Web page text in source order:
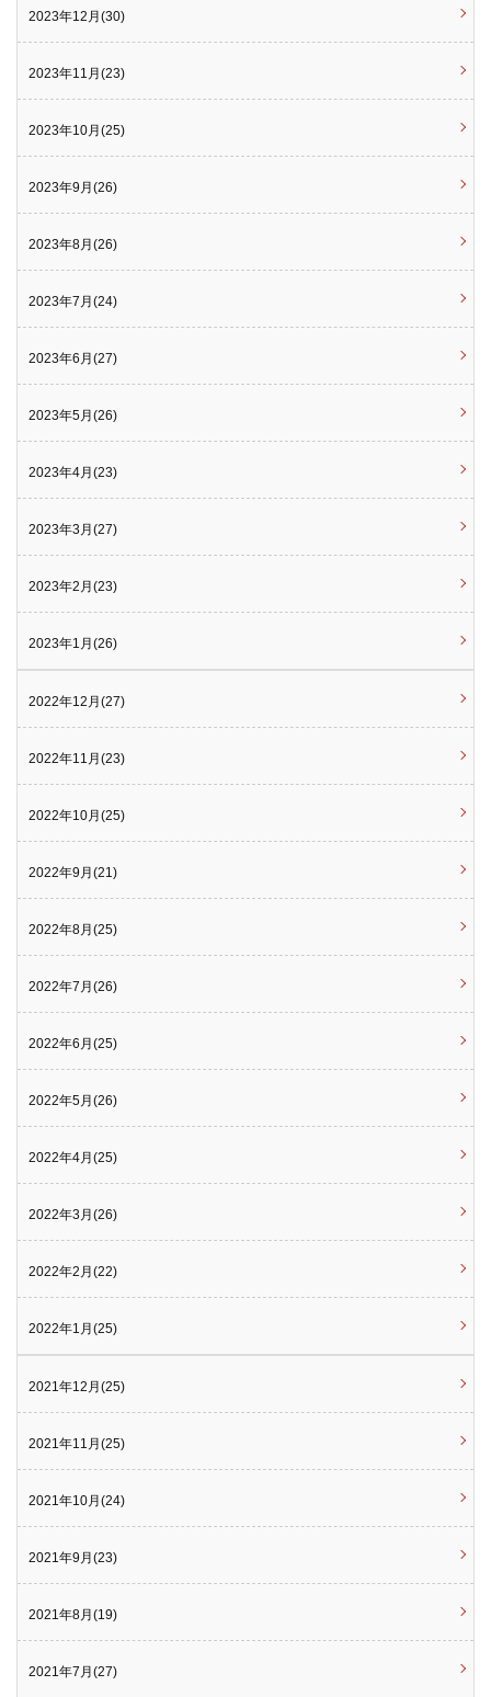
2023年12月(30)
2023年11月(23)
2023年10月(25)
2023年9月(26)
2023年8月(26)
2023年7月(24)
2023年6月(27)
2023年5月(26)
2023年4月(23)
2023年3月(27)
2023年2月(23)
2023年1月(26)
2022年12月(27)
2022年11月(23)
2022年10月(25)
2022年9月(21)
2022年8月(25)
2022年7月(26)
2022年6月(25)
2022年5月(26)
2022年4月(25)
2022年3月(26)
2022年2月(22)
2022年1月(25)
2021年12月(25)
2021年11月(25)
2021年10月(24)
2021年9月(23)
2021年8月(19)
2021年7月(27)